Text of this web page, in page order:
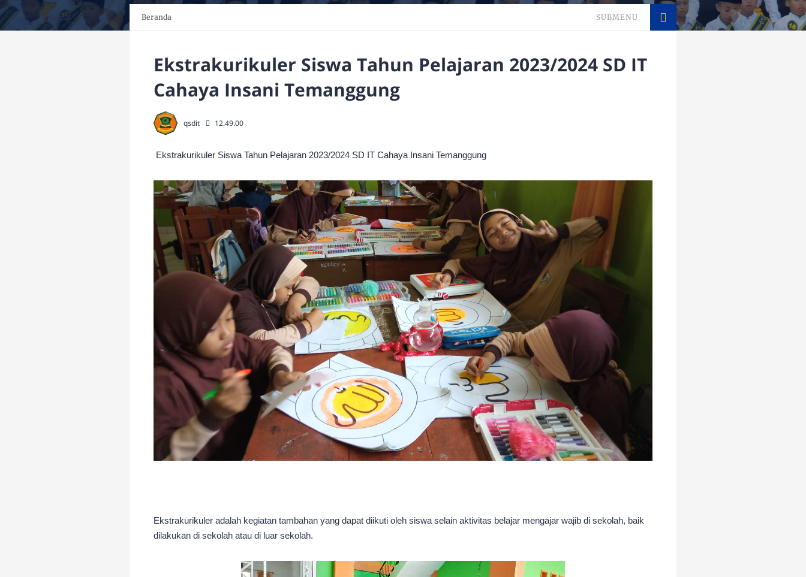
Beranda SUBMENU
Ekstrakurikuler Siswa Tahun Pelajaran 2023/2024 SD IT
Cahaya Insani Temanggung
qsdit 12.49.00
Ekstrakurikuler Siswa Tahun Pelajaran 2023/2024 SD IT Cahaya Insani Temanggung
Ekstrakurikuler adalah kegiatan tambahan yang dapat diikuti oleh siswa selain aktivitas belajar mengajar wajib di sekolah, baik
dilakukan di sekolah atau di luar sekolah.